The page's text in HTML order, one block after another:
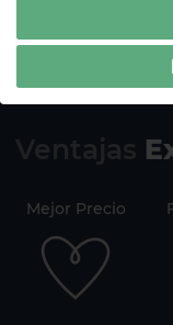
Más tiempo
HD Sensarena a
todo lo que
Mejor Precio